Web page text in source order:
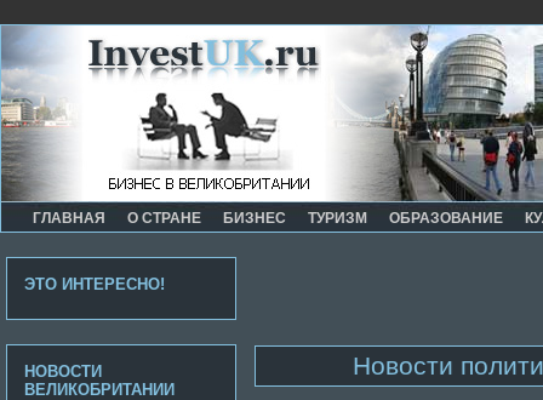
ГЛАВНАЯ О СТРАНЕ БИЗНЕС ТУРИЗМ ОБРАЗОВАНИЕ
Новости
ЭТО ИНТЕРЕСНО!
НОВОСТИ
ВЕЛИКОБРИТАНИИ